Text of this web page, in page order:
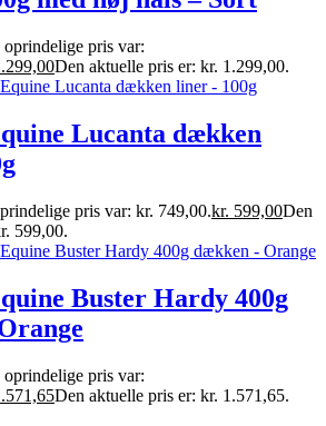
oprindelige pris var:
Den aktuelle pris er: kr. 1.299,00.
Lucanta dækken
pris var: kr. 749,00.kr. 599,00Den
599,00.
Buster Hardy 400g
oprindelige pris var:
Den aktuelle pris er: kr. 1.571,65.